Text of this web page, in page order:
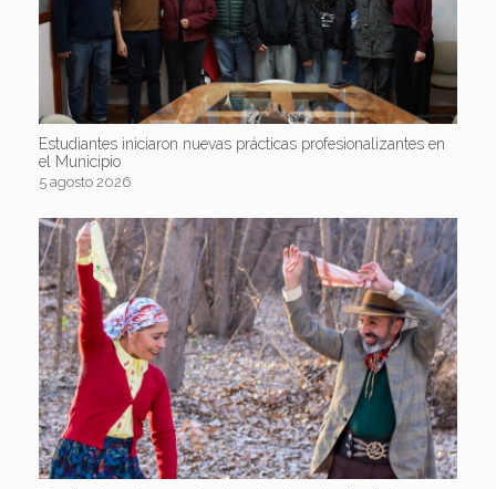
Estudiantes iniciaron nuevas prácticas profesionalizantes en
el Municipio
5 agosto 2026